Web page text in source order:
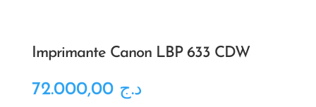
Imprimante Canon LBP 633 CDW
د.ج 72.000,00